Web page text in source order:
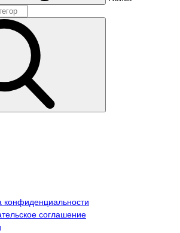
конфиденциальности
соглашение